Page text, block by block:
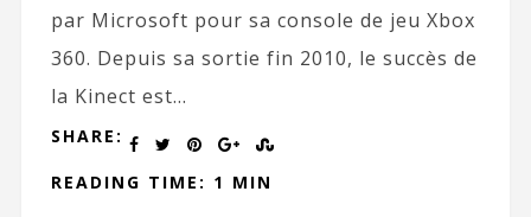
par Microsoft pour sa console de jeu Xbox
360. Depuis sa sortie fin 2010, le succès de
la Kinect est...
SHARE:
READING TIME: 1 MIN